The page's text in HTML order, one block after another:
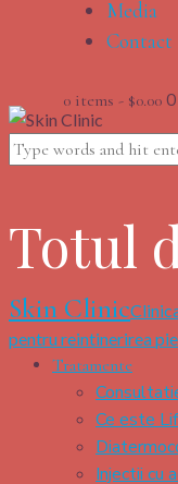
Media
Contact
0 items - $0.00 0
Totul
Skin Clinic
pentru reintinerirea
Tratamente
Ce este
Injectii cu